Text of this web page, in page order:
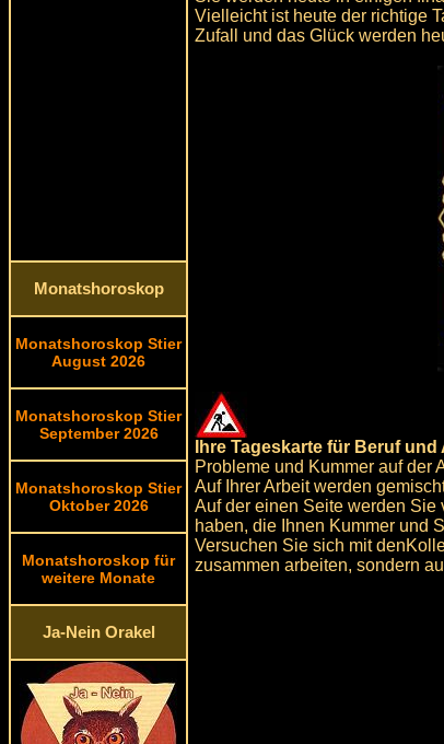
Monatshoroskop
Monatshoroskop Stier
August 2026
Monatshoroskop Stier
September 2026
Monatshoroskop Stier
Oktober 2026
Monatshoroskop für
weitere Monate
Ja-Nein Orakel
Vielleicht ist heute der richtige
Zufall und das Glück werden
Ihre Tageskarte für Beruf
Probleme und Kummer auf der
Auf Ihrer Arbeit werden
Auf der einen Seite werden
haben, die Ihnen Kummer und
Versuchen Sie sich mit
zusammen arbeiten, sondern